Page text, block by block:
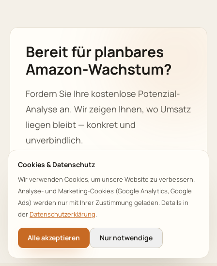
Bereit für planbares
Amazon-Wachstum?
Fordern Sie Ihre kostenlose Potenzial-
Analyse an. Wir zeigen Ihnen, wo Umsatz
liegen bleibt — konkret und
unverbindlich.
Kostenloses Strategiegespräch
+49 173 2961238
Cookies & Datenschutz
Wir verwenden Cookies, um unsere Website zu verbessern.
Analyse- und Marketing-Cookies (Google Analytics, Google
Ads) werden nur mit Ihrer Zustimmung geladen. Details in
der Datenschutzerklärung.
Alle akzeptieren Nur notwendige